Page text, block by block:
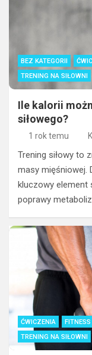
BEZ KATEGORII
TRENING NA SIŁOWNI
Ile kalorii
siłowego?
1 rok temu
Trening siłowy to
masy mięśniowej.
kluczowy element
poprawy
ĆWICZENIA FITNESS
TRENING NA SIŁOWNI